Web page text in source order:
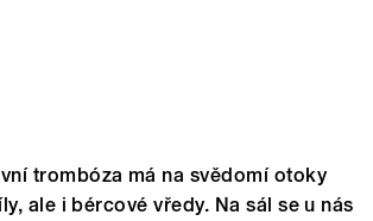
trombóza má na svědomí otoky
ale i bércové vředy. Na sál se u nás